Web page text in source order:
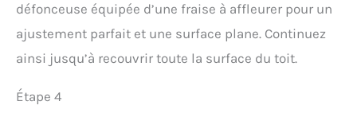
défonceuse équipée d’une fraise à affleurer pour un
ajustement parfait et une surface plane. Continuez
ainsi jusqu’à recouvrir toute la surface du toit.
Étape 4